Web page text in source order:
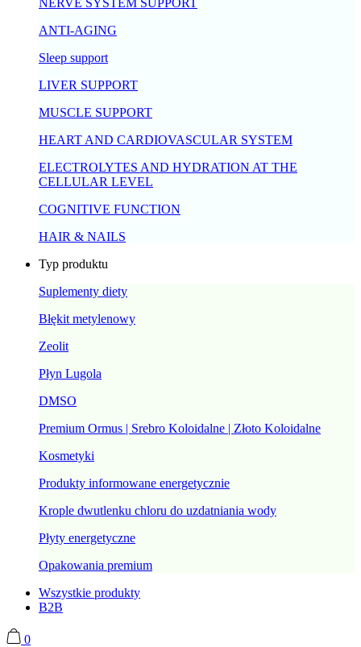
ANTI-AGING
Sleep support
LIVER SUPPORT
MUSCLE SUPPORT
HEART AND CARDIOVASCULAR SYSTEM
ELECTROLYTES AND HYDRATION AT THE
CELLULAR LEVEL
COGNITIVE FUNCTION
HAIR & NAILS
Typ produktu
Suplementy diety
Błękit metylenowy
Zeolit
Płyn Lugola
DMSO
Premium Ormus | Srebro Koloidalne | Złoto Koloidalne
Kosmetyki
Produkty informowane energetycznie
Krople dwutlenku chloru do uzdatniania wody
Płyty energetyczne
Opakowania premium
Wszystkie produkty
B2B
0